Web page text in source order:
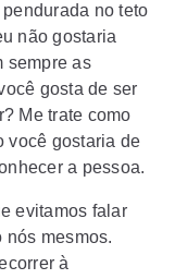
no teto
não gostaria
sempre as
gosta de ser
Me trate como
você gostaria de
a pessoa.
evitamos falar
nós mesmos.
à